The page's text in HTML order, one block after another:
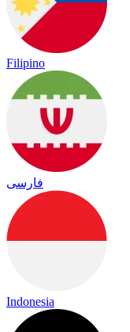
Filipino
فارسی
Indonesia